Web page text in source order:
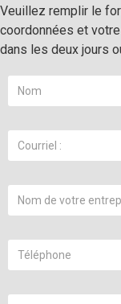
Veuillez remplir le
coordonnées et
dans les deux jours